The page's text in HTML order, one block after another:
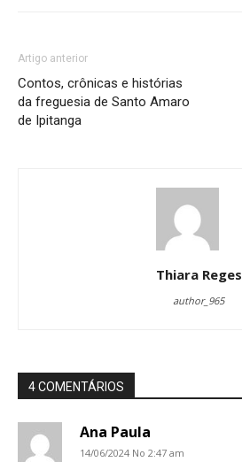
Artigo anterior
Contos, crônicas e histórias
da freguesia de Santo Amaro
de Ipitanga
Thiara Reges
author_965
4 COMENTÁRIOS
Ana Paula
14/06/2024 No 2:47 am